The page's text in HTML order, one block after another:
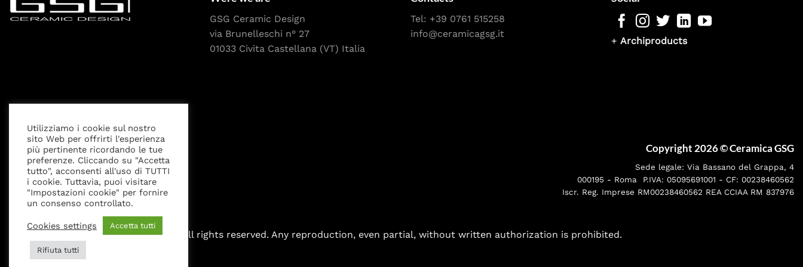
GSG Ceramic Design
via Brunelleschi n° 27
01033 Civita Castellana (VT) Italia
Tel: +39 0761 515258
info@ceramicagsg.it
+ Archiproducts
Privacy Policy Cookies settings Legal Notice Copyright 2026 ©Ceramica GSG
Sede legale: Via Bassano del Grappa, 4
000195 - Roma P.IVA: 05095691001 - CF: 00238460562
Iscr. Reg. Imprese RM00238460562 REA CCIAA RM 837976
All rights reserved. Any reproduction, even partial, without written authorization is prohibited.
Utilizziamo i cookie sul nostro
sito Web per offrirti l'esperienza
più pertinente ricordando le tue
preferenze. Cliccando su "Accetta
tutto", acconsenti all'uso di TUTTI
i cookie. Tuttavia, puoi visitare
"Impostazioni cookie" per fornire
un consenso controllato.
Cookies settings Accetta tutti
Rifiuta tutti